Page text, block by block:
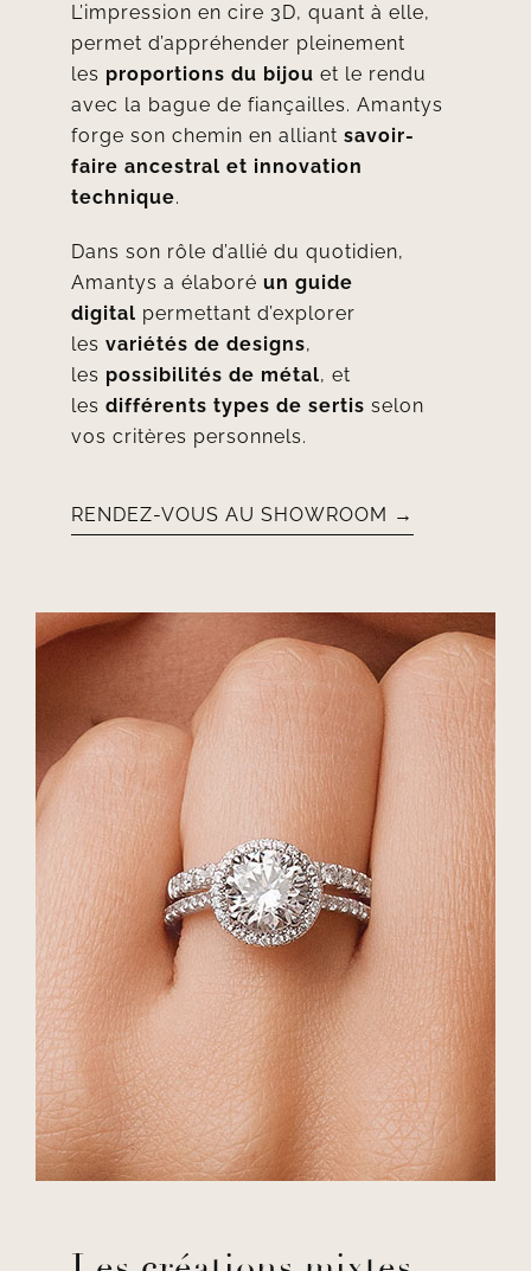
L’impression en cire 3D, quant à elle,
permet d’appréhender pleinement
les proportions du bijou et le rendu
avec la bague de fiançailles. Amantys
forge son chemin en alliant savoir-
faire ancestral et innovation
technique.
Dans son rôle d’allié du quotidien,
Amantys a élaboré un guide
digital permettant d’explorer
les variétés de designs,
les possibilités de métal, et
les différents types de sertis selon
vos critères personnels.
RENDEZ-VOUS AU SHOWROOM →